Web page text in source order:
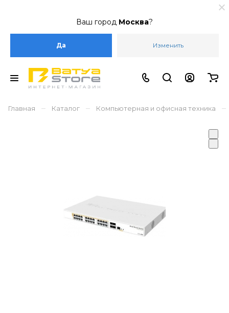
Ваш город Москва?
Да Изменить
Главная – Каталог – Компьютерная и офисная техника –